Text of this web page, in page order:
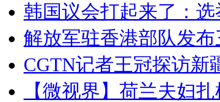
韩国议会打起来了：
解放军驻香港部队发
CGTN记者王冠探访新
【微视界】荷兰夫妇